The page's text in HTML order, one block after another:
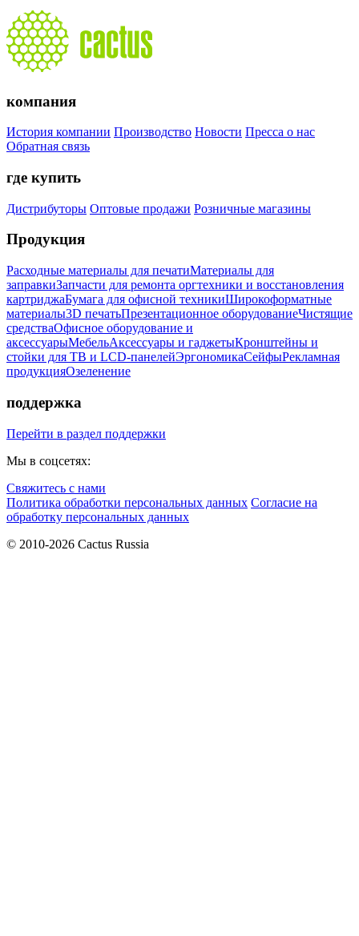
компания
История компании Производство Новости Пресса о нас
Обратная связь
где купить
Дистрибуторы Оптовые продажи Розничные магазины
Продукция
Расходные материалы для печатиМатериалы для
заправкиЗапчасти для ремонта оргтехники и восстановления
картриджаБумага для офисной техникиШирокоформатные
материалы3D печатьПрезентационное оборудованиеЧистящие
средстваОфисное оборудование и
аксессуарыМебельАксессуары и гаджетыКронштейны и
стойки для ТВ и LCD-панелейЭргономикаСейфыРекламная
продукцияОзеленение
поддержка
Перейти в раздел поддержки
Мы в соцсетях:
Свяжитесь с нами
Политика обработки персональных данных Согласие на
обработку персональных данных
© 2010-2026 Cactus Russia